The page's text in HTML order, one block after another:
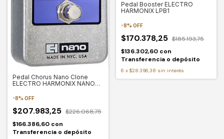
Pedal Chorus Nano Clone
ELECTRO HARMONIX NANO
-8% OFF
$207.983,25 $226.068,75
$166.386,60 con
Transferencia o depósito
Pedal Booster ELECTRO
HARMONIX LPB1
-8% OFF
$170.378,25 $185.193,75
$136.302,60 con
Transferencia o depósito
6 x $28.396,38 sin interés